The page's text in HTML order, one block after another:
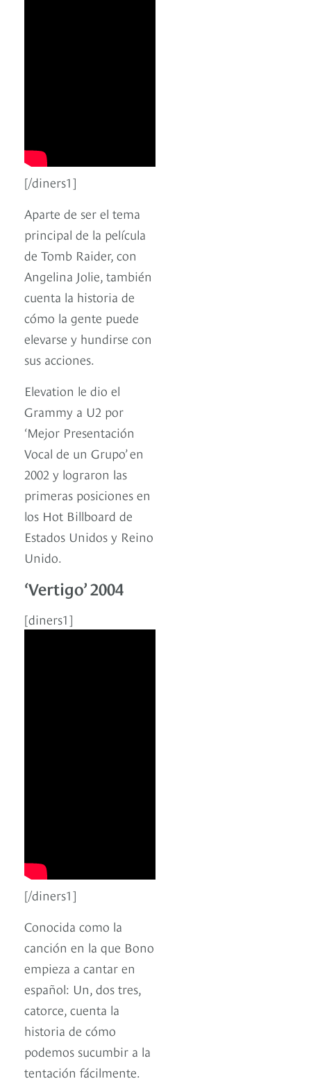
[/diners1]
Aparte de ser el tema
principal de la película
de Tomb Raider, con
Angelina Jolie, también
cuenta la historia de
cómo la gente puede
elevarse y hundirse con
sus acciones.
Elevation le dio el
Grammy a U2 por
‘Mejor Presentación
Vocal de un Grupo’ en
2002 y lograron las
primeras posiciones en
los Hot Billboard de
Estados Unidos y Reino
Unido.
‘Vertigo’ 2004
[diners1]
[/diners1]
Conocida como la
canción en la que Bono
empieza a cantar en
español: Un, dos tres,
catorce, cuenta la
historia de cómo
podemos sucumbir a la
tentación fácilmente.